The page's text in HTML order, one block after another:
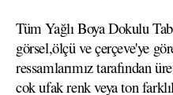
Tüm Yağlı Boya Dokulu
görsel,ölçü ve çerçeve'ye
ressamlarımız tarafından
cok ufak renk veya ton